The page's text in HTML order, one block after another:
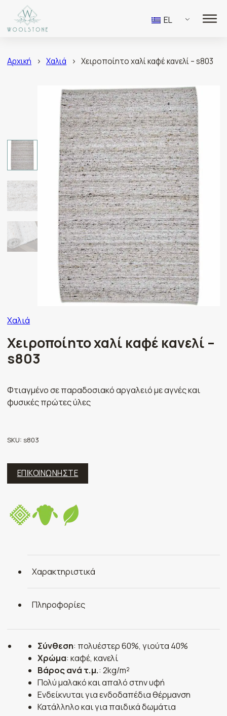
EL
Αρχική > Χαλιά > Χειροποίητο χαλί καφέ κανελί – s803
Χαλιά
Χειροποίητο χαλί καφέ κανελί –
s803
Φτιαγμένο σε παραδοσιακό αργαλειό με αγνές και
φυσικές πρώτες ύλες
SKU:s803
ΕΠΙΚΟΙΝΩΝΗΣΤΕ
Χαρακτηριστικά
Πληροφορίες
Σύνθεση: πολυέστερ 60%, γιούτα 40%
Χρώμα: καφέ, κανελί
Βάρος ανά τ.μ.: 2kg/m²
Πολύ μαλακό και απαλό στην υφή
Ενδείκνυται για ενδοδαπέδια θέρμανση
Κατάλληλο και για παιδικά δωμάτια